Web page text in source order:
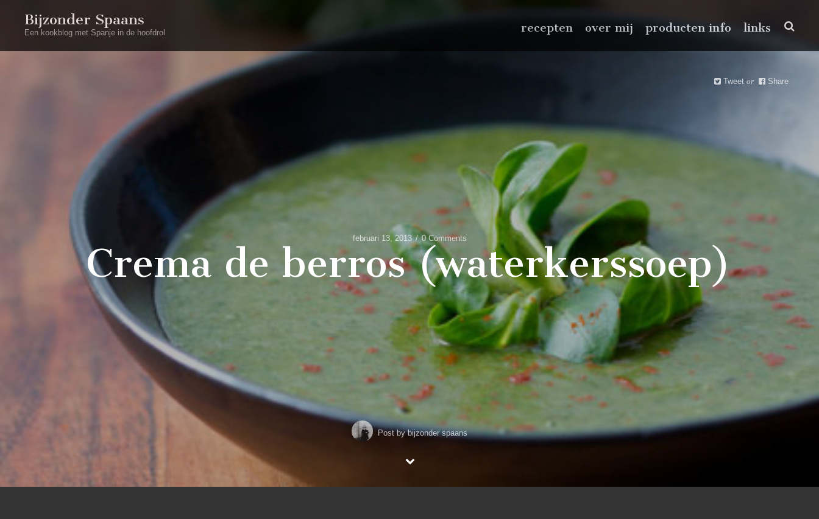
Bijzonder Spaans
Een kookblog met Spanje in de hoofdrol recepten over mij producten info links
februari 13, 2013 0 Comments
Crema de berros (waterkerssoep)
Tweet or Share
Post bybijzonder spaans